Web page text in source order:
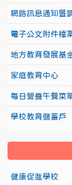
網路訊息通知暨
電子公文附件檔
地方教育發展基
家庭教育中心
每日營養午餐菜
學校教育儲蓄戶
健康促進學校